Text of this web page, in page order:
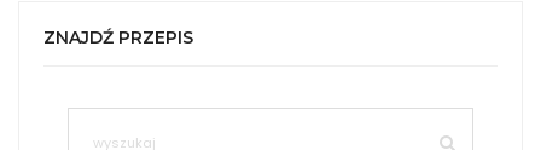
ZNAJDŹ PRZEPIS